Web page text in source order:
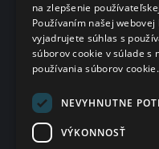
eČasenka s.r.o.
Svätoplukova 2
984 01 Lučenec
Slovensko
IČO
48 322 989
na zlepšenie
Používaním našej webovej
vyjadrujete súhlas s
súborov cookie v súlade s
používania súborov cookie.
NEVYHNUTNE
VÝKONNOSŤ